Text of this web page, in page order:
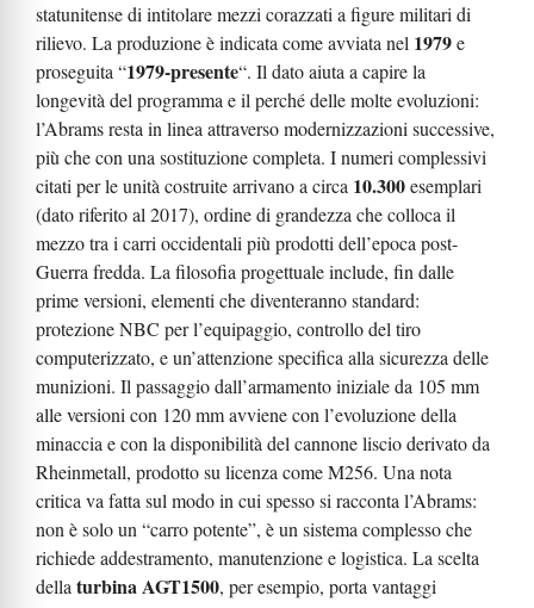
statunitense di intitolare mezzi corazzati a figure militari di
rilievo. La produzione è indicata come avviata nel 1979e
proseguita “1979-presente“. Il dato aiuta a capire la
longevità del programma e il perché delle molte evoluzioni:
l’Abrams resta in linea attraverso modernizzazioni successive,
più che con una sostituzione completa. I numeri complessivi
citati per le unità costruite arrivano a circa 10.300esemplari
(dato riferito al 2017), ordine di grandezza che colloca il
mezzo tra i carri occidentali più prodotti dell’epoca post-
Guerra fredda. La filosofia progettuale include, fin dalle
prime versioni, elementi che diventeranno standard:
protezione NBC per l’equipaggio, controllo del tiro
computerizzato, e un’attenzione specifica alla sicurezza delle
munizioni. Il passaggio dall’armamento iniziale da 105 mm
alle versioni con 120 mm avviene con l’evoluzione della
minaccia e con la disponibilità del cannone liscio derivato da
Rheinmetall, prodotto su licenza come M256. Una nota
critica va fatta sul modo in cui spesso si racconta l’Abrams:
non è solo un “carro potente”, è un sistema complesso che
richiede addestramento, manutenzione e logistica. La scelta
della turbina AGT1500, per esempio, porta vantaggi